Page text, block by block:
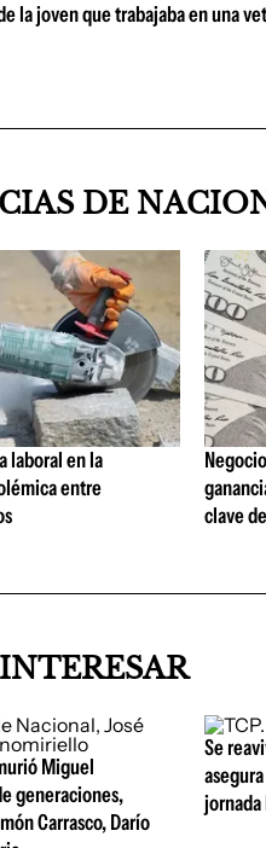
la joven que trabajaba en una
DE
laboral en la
entre
clave
Miguel
generaciones,
Carrasco, Darío
Se
jornada